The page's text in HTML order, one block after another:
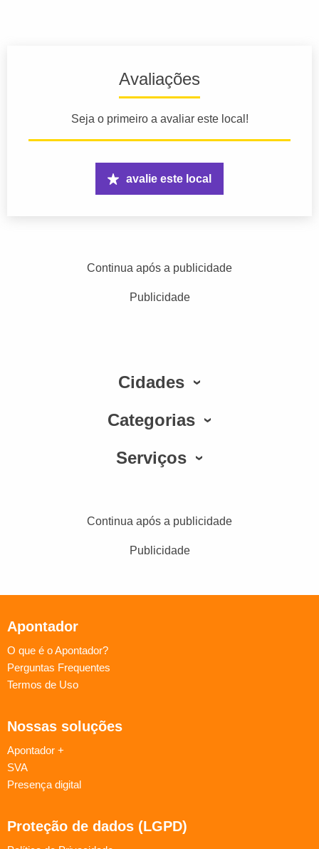
Avaliações
Seja o primeiro a avaliar este local!
avalie este local
Continua após a publicidade
Publicidade
Cidades
Categorias
Serviços
Continua após a publicidade
Publicidade
Apontador
O que é o Apontador?
Perguntas Frequentes
Termos de Uso
Nossas soluções
Apontador +
SVA
Presença digital
Proteção de dados (LGPD)